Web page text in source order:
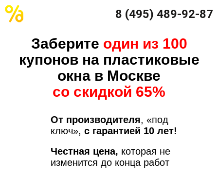
8 (495) 489-92-87
Заберите один из 100
купонов на пластиковые
окна в Москве
со скидкой 65%
От производителя, «под
ключ», с гарантией 10 лет!
Честная цена, которая не
изменится до конца работ